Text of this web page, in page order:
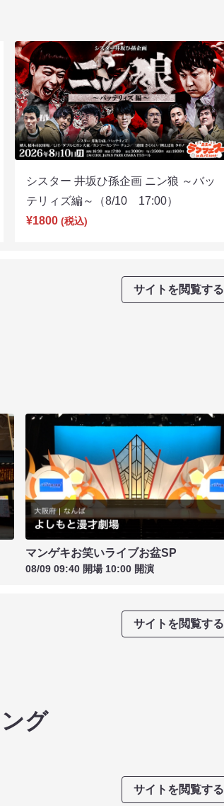
シスター 井坂ひ孫企画 ニン狼 ～バッ
テリィズ編～（8/10 17:00）
¥1800 (税込)
サイトを閲覧する
マンゲキお笑いライブお盆SP
08/09 09:40 開場 10:00 開演
サイトを閲覧する
グ
サイトを閲覧する